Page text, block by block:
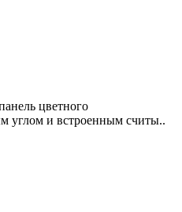
цветного
углом и встроенным считы..